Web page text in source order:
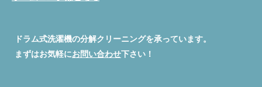
番困ってる内容が『乾燥不良』になりますので、洗濯物が乾かな
ム洗濯機にしては、汚れの状態が多くお客様からビフォー&アフ
ターの状態に満足されて、こちらも分解清掃作業して良かったと
思いました。 ★今回の料金は分解清掃費27.000円 作業時間3Hで
→ https://benriyabuzz.com/
ラム式洗濯機分解クリーニング修理 #埼玉県ドラム式洗濯機分解
クリーニング #東京都ドラム式洗濯機分解クリーニング #神奈川
県ドラム式洗濯機分解クリーニング #群馬県ドラム式洗濯機分解
ドラム式洗濯機の分解クリーニングを承っています。
まずはお気軽にお問い合わせ下さい！